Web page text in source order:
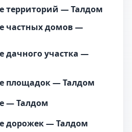
территорий — Талдом
частных домов —
дачного участка —
площадок — Талдом
— Талдом
дорожек — Талдом